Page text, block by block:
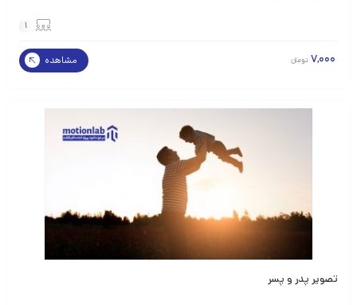
1
7,000 تومان مشاهده
تصویر پدر و پسر